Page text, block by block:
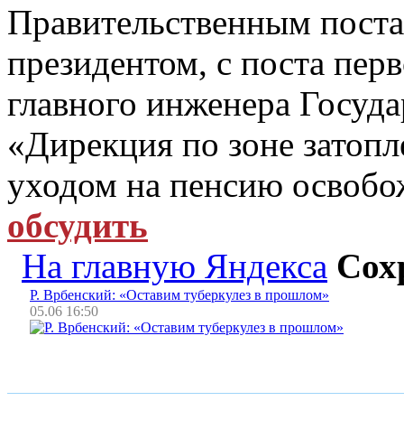
Правительственным
президентом, с поста
главного инженера
«Дирекция по зоне
уходом на пенсию
обсудить
На главную Яндекса
Р. Врбенский: «Оставим туберкулез в прошлом»
05.06 16:50